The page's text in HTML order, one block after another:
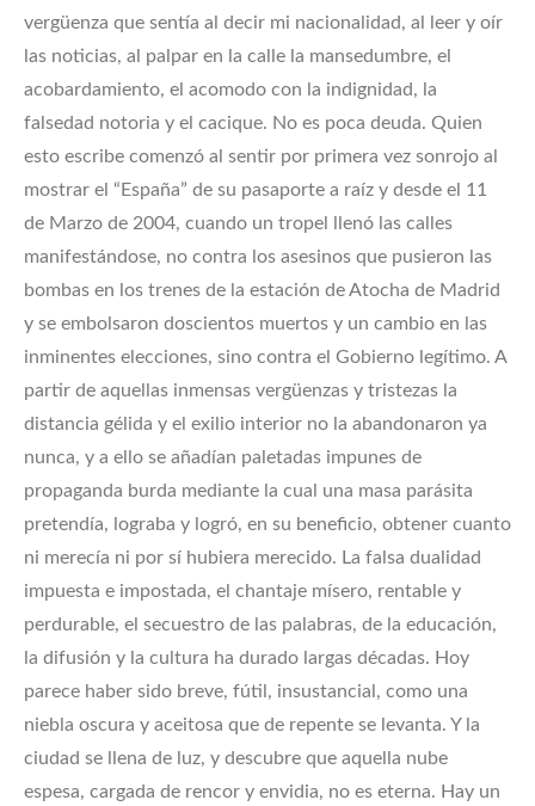
vergüenza que sentía al decir mi nacionalidad, al leer y oír
las noticias, al palpar en la calle la mansedumbre, el
acobardamiento, el acomodo con la indignidad, la
falsedad notoria y el cacique. No es poca deuda. Quien
esto escribe comenzó al sentir por primera vez sonrojo al
mostrar el “España” de su pasaporte a raíz y desde el 11
de Marzo de 2004, cuando un tropel llenó las calles
manifestándose, no contra los asesinos que pusieron las
bombas en los trenes de la estación de Atocha de Madrid
y se embolsaron doscientos muertos y un cambio en las
inminentes elecciones, sino contra el Gobierno legítimo. A
partir de aquellas inmensas vergüenzas y tristezas la
distancia gélida y el exilio interior no la abandonaron ya
nunca, y a ello se añadían paletadas impunes de
propaganda burda mediante la cual una masa parásita
pretendía, lograba y logró, en su beneficio, obtener cuanto
ni merecía ni por sí hubiera merecido. La falsa dualidad
impuesta e impostada, el chantaje mísero, rentable y
perdurable, el secuestro de las palabras, de la educación,
la difusión y la cultura ha durado largas décadas. Hoy
parece haber sido breve, fútil, insustancial, como una
niebla oscura y aceitosa que de repente se levanta. Y la
ciudad se llena de luz, y descubre que aquella nube
espesa, cargada de rencor y envidia, no es eterna. Hay un